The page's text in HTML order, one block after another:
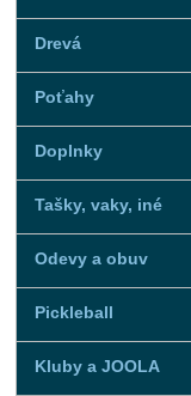
Drevá
Poťahy
Doplnky
Tašky, vaky, iné
Odevy a obuv
Pickleball
Kluby a JOOLA